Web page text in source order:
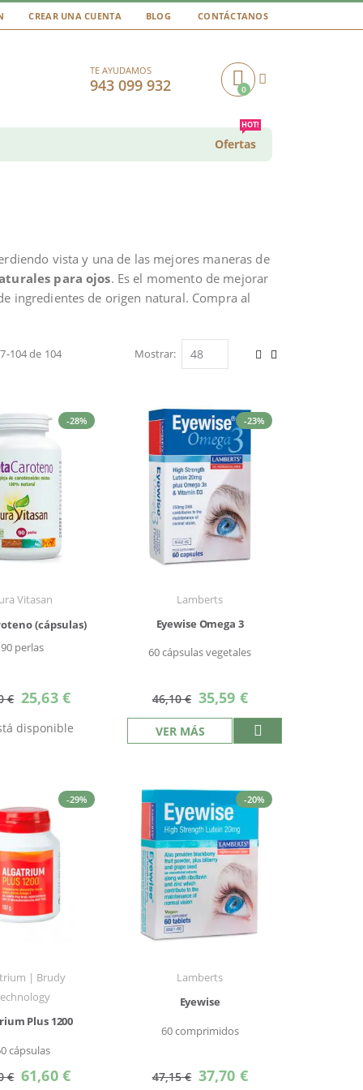
CREAR UNA CUENTA BLOG CONTÁCTANOS
TE AYUDAMOS
943 099 932 Cart0
Ofertas
HOT!
vista y una de las mejores maneras de
para ojos. Es el momento de mejorar
ingredientes de origen natural. Compra al
-104de 104 Mostrar
Ver
-28%
Vitasan
(cápsulas)
90 perlas
€ Precio
especial
25,63 €
disponible
-23%
Lamberts
Eyewise Omega 3
60 cápsulas vegetales
46,10 € Precio
especial
35,59 €
VER MÁS
-29%
| Brudy
Plus 1200
cápsulas
€ Precio
especial
61,60 €
-20%
Lamberts
Eyewise
60 comprimidos
47,15 € Precio
especial
37,70 €